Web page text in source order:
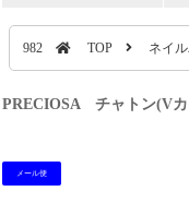
982 TOP ネイ
PRECIOSA チャトン(Vカ
メール便